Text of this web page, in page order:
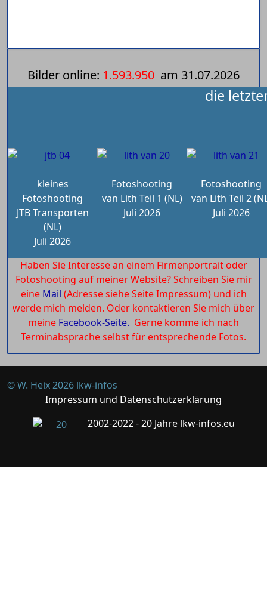
Bilder online: 1.593.950 am 31.07.2026
die
kleines
Fotoshooting
JTB Transporten
(NL)
Juli 2026
Fotoshooting
van Lith Teil 1 (NL)
Juli 2026
Fotoshooting
van Lith Teil 2
Juli 2026
Haben Sie Interesse an einem Firmenportrait oder
Fotoshooting auf meiner Website? Schreiben Sie mir
eine Mail (Adresse siehe Seite Impressum) und ich
werde mich melden. Oder kontaktieren Sie mich über
meine Facebook-Seite. Gerne komme ich nach
Terminabsprache selbst für entsprechende Fotos.
© W. Heix 2026 lkw-infos
Impressum und Datenschutzerklärung
2002-2022 - 20 Jahre lkw-infos.eu